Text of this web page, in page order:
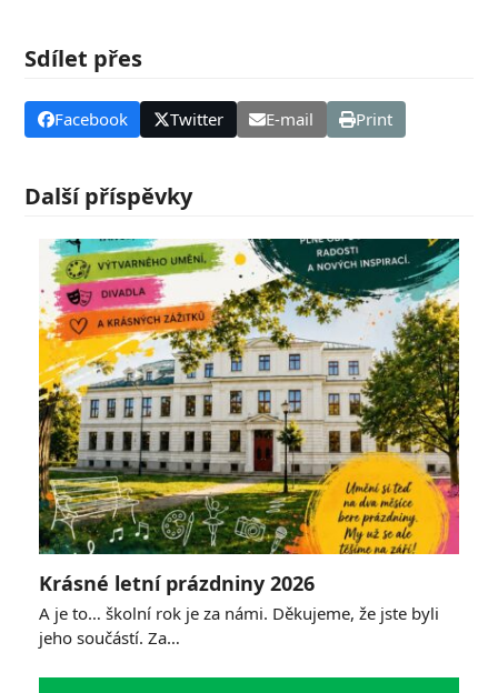
Sdílet přes
Facebook Twitter E-mail Print
Další příspěvky
Krásné letní prázdniny 2026
A je to… školní rok je za námi. Děkujeme, že jste byli
jeho součástí. Za…